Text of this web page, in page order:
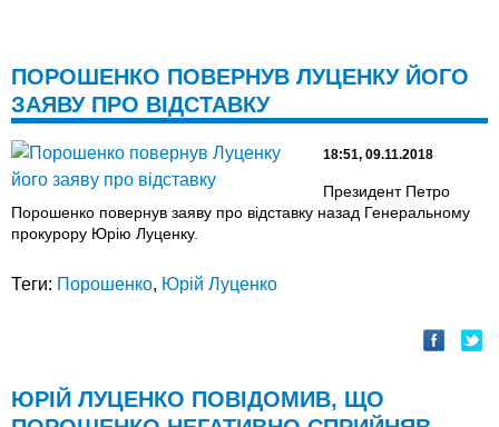
ПОРОШЕНКО ПОВЕРНУВ ЛУЦЕНКУ ЙОГО
ЗАЯВУ ПРО ВІДСТАВКУ
18:51, 09.11.2018
Президент Петро
Порошенко повернув заяву про відставку назад Генеральному
прокурору Юрію Луценку.
Теги: Порошенко, Юрій Луценко
ЮРІЙ ЛУЦЕНКО ПОВІДОМИВ, ЩО